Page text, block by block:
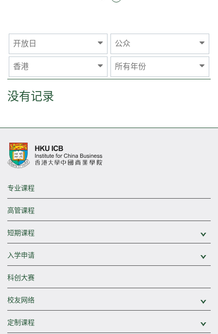
开放日 公众
香港 所有年份
没有记录
专业课程
高管课程
短期课程
入学申请
科创大赛
校友网络
定制课程